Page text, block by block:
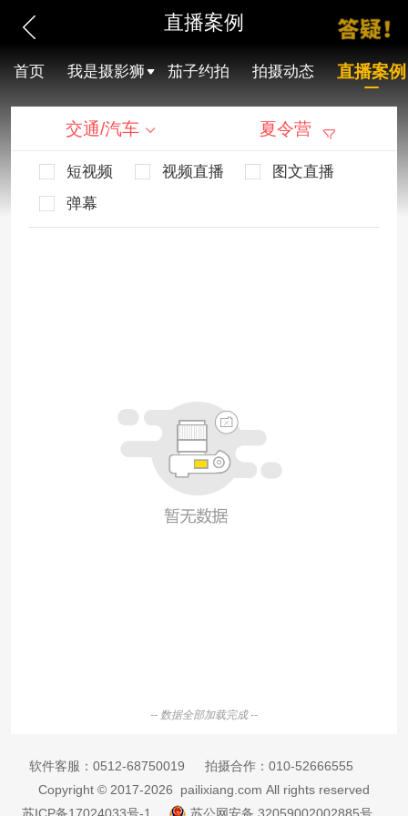
直播案例
首页 我是摄影狮 茄子约拍 拍摄动态 直播案例
交通/汽车 夏令营
短视频 视频直播
图文直播
弹幕
-- 数据全部加载完成 --
软件客服： 0512-68750019 拍摄合作： 010-52666555
Copyright © 2017-2026 pailixiang.com All rights reserved
苏ICP备17024033号-1
苏公网安备 32059002002885号